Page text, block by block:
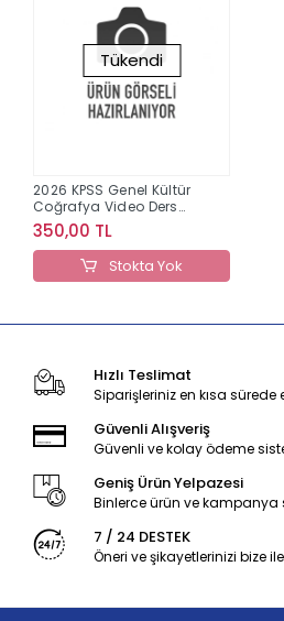
Tükendi
2026 KPSS Genel Kültür
Coğrafya Video Ders
Notları (Engin Eraydın)
Yargı Yayınları
350,00 TL
Stokta Yok
Hızlı Teslimat
Siparişleriniz en kısa sürede
Güvenli Alışveriş
Güvenli ve kolay ödeme
Geniş Ürün Yelpazesi
Binlerce ürün ve kampanya
7 / 24 DESTEK
Öneri ve şikayetlerinizi bize